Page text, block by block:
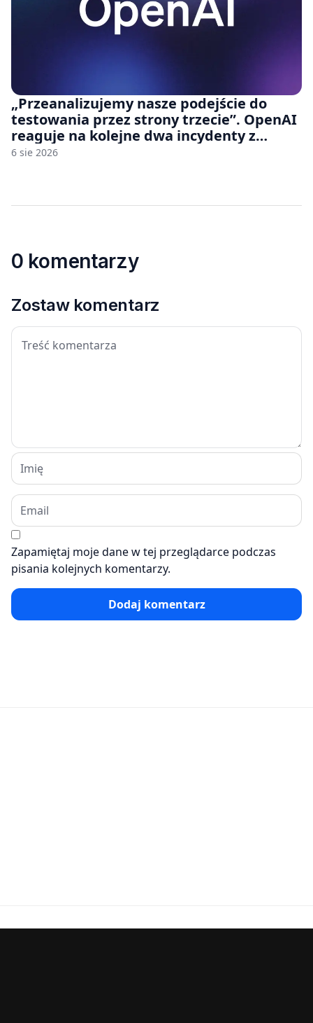
„Przeanalizujemy nasze podejście do
testowania przez strony trzecie”. OpenAI
reaguje na kolejne dwa incydenty z
udziałem autorskich modeli
6 sie 2026
0 komentarzy
Zostaw komentarz
Zapamiętaj moje dane w tej przeglądarce podczas
pisania kolejnych komentarzy.
Dodaj komentarz